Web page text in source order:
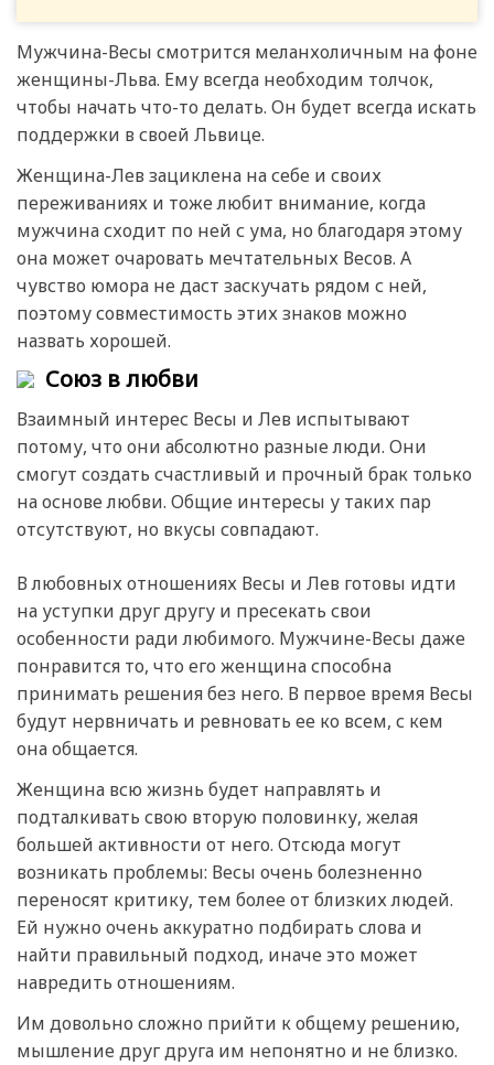
Мужчина-Весы смотрится меланхоличным на фоне
женщины-Льва. Ему всегда необходим толчок,
чтобы начать что-то делать. Он будет всегда искать
поддержки в своей Львице.
Женщина-Лев зациклена на себе и своих
переживаниях и тоже любит внимание, когда
мужчина сходит по ней с ума, но благодаря этому
она может очаровать мечтательных Весов. А
чувство юмора не даст заскучать рядом с ней,
поэтому совместимость этих знаков можно
назвать хорошей.
Союз в любви
Взаимный интерес Весы и Лев испытывают
потому, что они абсолютно разные люди. Они
смогут создать счастливый и прочный брак только
на основе любви. Общие интересы у таких пар
отсутствуют, но вкусы совпадают.
В любовных отношениях Весы и Лев готовы идти
на уступки друг другу и пресекать свои
особенности ради любимого. Мужчине-Весы даже
понравится то, что его женщина способна
принимать решения без него. В первое время Весы
будут нервничать и ревновать ее ко всем, с кем
она общается.
Женщина всю жизнь будет направлять и
подталкивать свою вторую половинку, желая
большей активности от него. Отсюда могут
возникать проблемы: Весы очень болезненно
переносят критику, тем более от близких людей.
Ей нужно очень аккуратно подбирать слова и
найти правильный подход, иначе это может
навредить отношениям.
Им довольно сложно прийти к общему решению,
мышление друг друга им непонятно и не близко.